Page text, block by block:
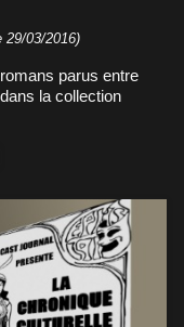
29/03/2016)
parus entre
la collection